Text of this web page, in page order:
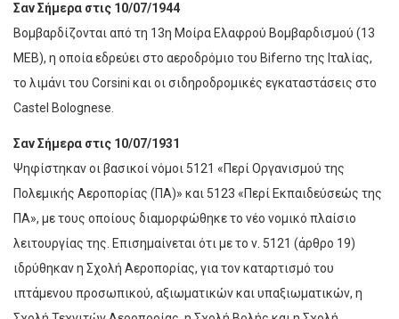
Σαν Σήμερα στις 10/07/1944
Βομβαρδίζονται από τη 13η Μοίρα Ελαφρού Βομβαρδισμού (13
ΜΕΒ), η οποία εδρεύει στο αεροδρόμιο του Biferno της Ιταλίας,
το λιμάνι του Corsini και οι σιδηροδρομικές εγκαταστάσεις στο
Castel Bolognese.
Σαν Σήμερα στις 10/07/1931
Ψηφίστηκαν οι βασικοί νόμοι 5121 «Περί Οργανισμού της
Πολεμικής Αεροπορίας (ΠΑ)» και 5123 «Περί Εκπαιδεύσεώς της
ΠΑ», με τους οποίους διαμορφώθηκε το νέο νομικό πλαίσιο
λειτουργίας της. Επισημαίνεται ότι με το ν. 5121 (άρθρο 19)
ιδρύθηκαν η Σχολή Αεροπορίας, για τον καταρτισμό του
ιπτάμενου προσωπικού, αξιωματικών και υπαξιωματικών, η